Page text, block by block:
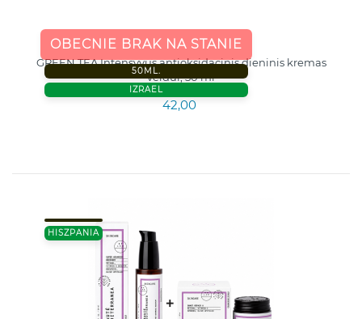
OBECNIE BRAK NA STANIE
50ML.
IZRAEL
GREEN TEA Intensyvus antioksidacinis dieninis kremas
veidui, 50 ml
42,00
HISZPANIA